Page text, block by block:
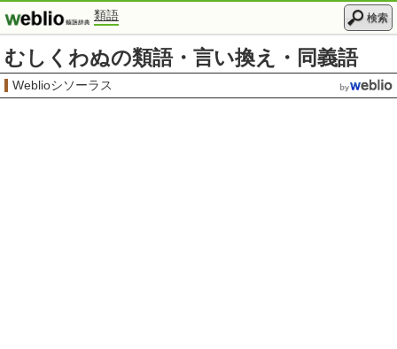
類語 検索
むしくわぬの類語・言い換え・同義語
Weblioシソーラス